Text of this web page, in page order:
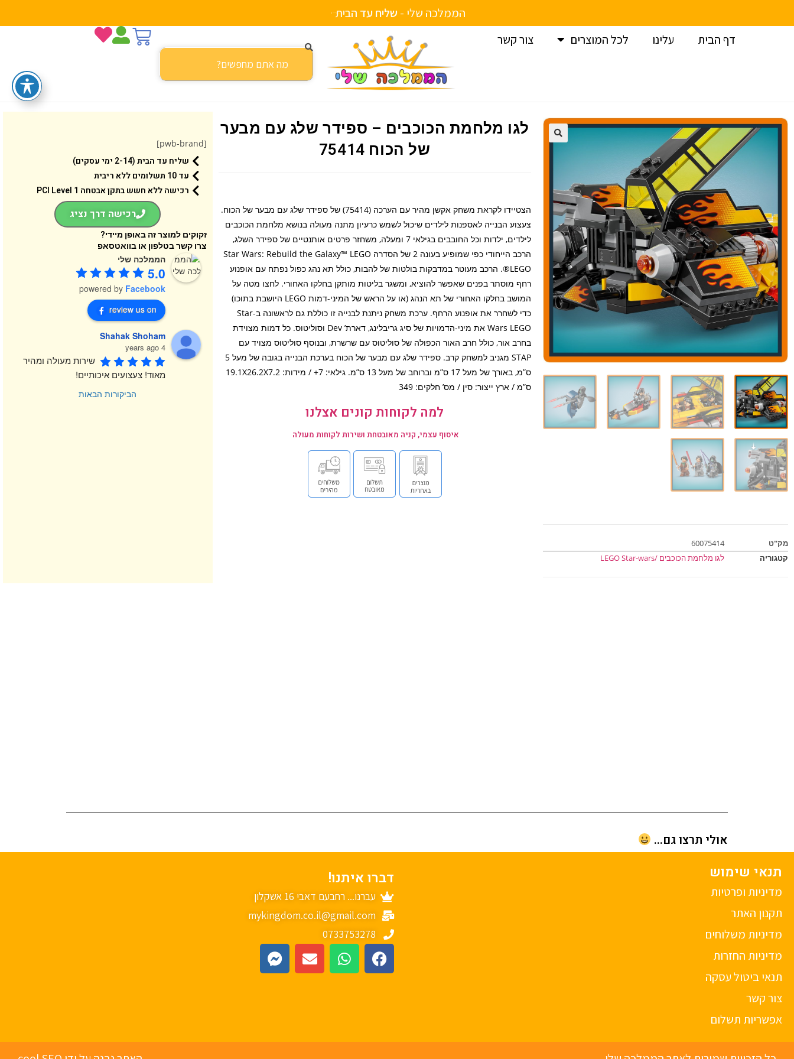
הממלכה שלי -שליח עד הבית
דף הבית
עלינו לכל המוצרים צור קשר
מק"ט
60075414
קטגוריה
לגו מלחמת הכוכבים /LEGO Star-wars
לגו מלחמת הכוכבים – ספידר שלג עם מבער
של הכוח 75414
הצטיידו לקראת משחק אקשן מהיר עם הערכה (75414) של ספידר שלג עם מבער של הכוח.
צעצוע הבנייה לאספנות לילדים שיכול לשמש כרעיון מתנה מעולה בנושא מלחמת הכוכבים
לילדים, ילדות וכל החובבים בגילאי 7 ומעלה, משחזר פרטים אותנטיים של ספידר השלג,
הרכב הייחודי כפי שמופיע בעונה 2 של הסדרה Star Wars: Rebuild the Galaxy™ LEGO
LEGO®. הרכב מעוטר במדבקות בולטות של להבות, כולל תא נהג כפול נפתח עם אופנוע
רחף מוסתר בפנים שאפשר להוציא, ומשגר בליטות מותקן בחלקו האחורי. לחצו מטה על
המושב בחלקו האחורי של תא הנהג (או על הראש של המיני-דמות LEGO היושבת בתוכו)
כדי לשחרר את אופנוע הרחף. ערכת משחק ניתנת לבנייה זו כוללת גם לראשונה ב-Star
Wars LEGO את מיני-הדמויות של סיג גריבלינג, דארת’ Dev וסוליטוס. כל דמות מצוידת
בחרב אור, כולל חרב האור הכפולה של סוליטוס עם שרשרת, ובנוסף סוליטוס מצויד עם
STAP מגניב למשחק קרב. ספידר שלג עם מבער של הכוח בערכת הבנייה בגובה של מעל 5
ס”מ, באורך של מעל 17 ס”מ וברוחב של מעל 13 ס”מ. גילאי: 7+ / מידות: 19.1X26.2X7.2
ס”מ / ארץ ייצור: סין / מס’ חלקים: 349
למה לקוחות קונים אצלנו
איסוף עצמי, קניה מאובטחת ושירות לקוחות מעולה
[pwb-brand]
שליח עד הבית (2-14 ימי עסקים)
עד 10 תשלומים ללא ריבית
רכישה ללא חשש בתקן אבטחה 1 PCI Level
רכישה דרך נציג
זקוקים למוצר זה באופן מיידי?
צרו קשר בטלפון או בוואטסאפ
הממלכה שלי
5.0
powered by Facebook
review us on
Shahak Shoham
4 years ago
מאוד! צעצועים איכותיים!
הביקורות הבאות
אולי תרצו גם...
תנאי שימוש
מדיניות ופרטיות
תקנון האתר
מדיניות משלוחים
מדיניות החזרות
תנאי ביטול עסקה
צור קשר
אפשריות תשלום
דברו איתנו!
עברנו... רחבעם דאבי 16 אשקלון
mykingdom.co.il@gmail.com
0733753278